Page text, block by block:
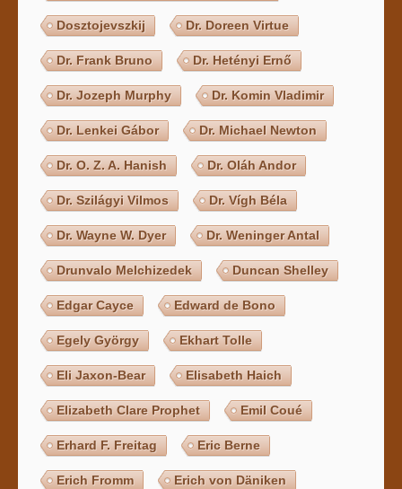
Dosztojevszkij Dr. Doreen Virtue
Dr. Frank Bruno Dr. Hetényi Ernő
Dr. Jozeph Murphy Dr. Komin Vladimir
Dr. Lenkei Gábor Dr. Michael Newton
Dr. O. Z. A. Hanish Dr. Oláh Andor
Dr. Szilágyi Vilmos Dr. Vígh Béla
Dr. Wayne W. Dyer Dr. Weninger Antal
Drunvalo Melchizedek Duncan Shelley
Edgar Cayce Edward de Bono
Egely György Ekhart Tolle
Eli Jaxon-Bear Elisabeth Haich
Elizabeth Clare Prophet Emil Coué
Erhard F. Freitag Eric Berne
Erich Fromm Erich von Däniken